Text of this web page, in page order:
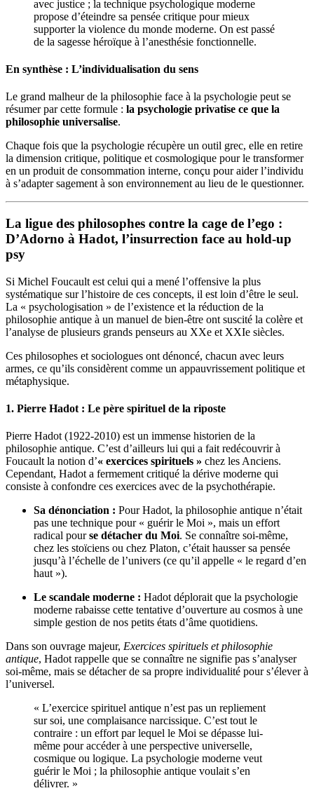
avec justice ; la technique psychologique moderne
propose d’éteindre sa pensée critique pour mieux
supporter la violence du monde moderne. On est passé
de la sagesse héroïque à l’anesthésie fonctionnelle.
En synthèse : L’individualisation du sens
Le grand malheur de la philosophie face à la psychologie peut se
résumer par cette formule : la psychologie privatise ce que la
philosophie universalise.
Chaque fois que la psychologie récupère un outil grec, elle en retire
la dimension critique, politique et cosmologique pour le transformer
en un produit de consommation interne, conçu pour aider l’individu
à s’adapter sagement à son environnement au lieu de le questionner.
La ligue des philosophes contre la cage de l’ego :
D’Adorno à Hadot, l’insurrection face au hold-up
psy
Si Michel Foucault est celui qui a mené l’offensive la plus
systématique sur l’histoire de ces concepts, il est loin d’être le seul.
La « psychologisation » de l’existence et la réduction de la
philosophie antique à un manuel de bien-être ont suscité la colère et
l’analyse de plusieurs grands penseurs au XXe et XXIe siècles.
Ces philosophes et sociologues ont dénoncé, chacun avec leurs
armes, ce qu’ils considèrent comme un appauvrissement politique et
métaphysique.
1. Pierre Hadot : Le père spirituel de la riposte
Pierre Hadot (1922-2010) est un immense historien de la
philosophie antique. C’est d’ailleurs lui qui a fait redécouvrir à
Foucault la notion d’« exercices spirituels » chez les Anciens.
Cependant, Hadot a fermement critiqué la dérive moderne qui
consiste à confondre ces exercices avec de la psychothérapie.
Sa dénonciation : Pour Hadot, la philosophie antique n’était
pas une technique pour « guérir le Moi », mais un effort
radical pourse détacher du Moi. Se connaître soi-même,
chez les stoïciens ou chez Platon, c’était hausser sa pensée
jusqu’à l’échelle de l’univers (ce qu’il appelle « le regard d’en
haut »).
Le scandale moderne : Hadot déplorait que la psychologie
moderne rabaisse cette tentative d’ouverture au cosmos à une
simple gestion de nos petits états d’âme quotidiens.
Dans son ouvrage majeur, Exercices spirituels et philosophie
antique, Hadot rappelle que se connaître ne signifie pas s’analyser
soi-même, mais se détacher de sa propre individualité pour s’élever à
l’universel.
« L’exercice spirituel antique n’est pas un repliement
sur soi, une complaisance narcissique. C’est tout le
contraire : un effort par lequel le Moi se dépasse lui-
même pour accéder à une perspective universelle,
cosmique ou logique. La psychologie moderne veut
guérir le Moi ; la philosophie antique voulait s’en
délivrer. »